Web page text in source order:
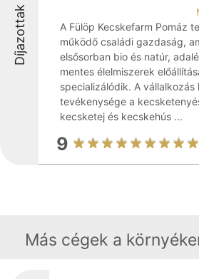
Díjazottak
A Fülöp Kecskefarm Pomáz
működő családi gazdaság,
elsősorban bio és natúr,
mentes élelmiszerek
specializálódik. A vállalkozás
tevékenysége a
kecsketej és kecskehús ...
9
Más cégek a